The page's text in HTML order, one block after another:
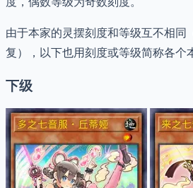
由于本家的灵摆刻度和等级互不相同
复），以下也用刻度或等级简称各个
下级